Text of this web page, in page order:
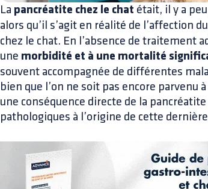
La pancréatite chez le chat était, il y a
alors qu’il s’agit en réalité de l’affection du
chez le chat. En l’absence de traitement
une morbidité et à une mortalité
souvent accompagnée de différentes
bien que l’on ne soit pas encore
une conséquence directe de la
pathologiques à l’origine de cette